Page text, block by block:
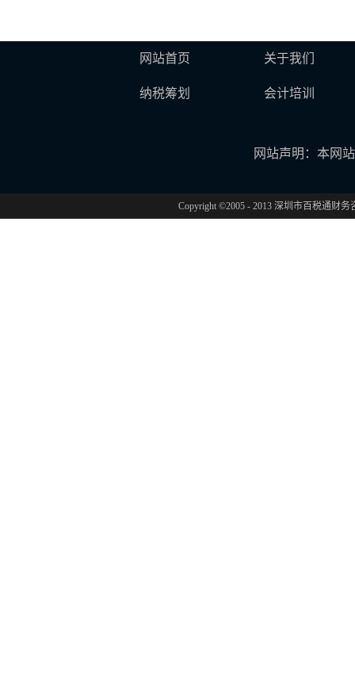
网站首页 关于我们
纳税筹划 会计培训
网站声明：本网
Copyright ©2005 - 2013 深圳市百税通财务